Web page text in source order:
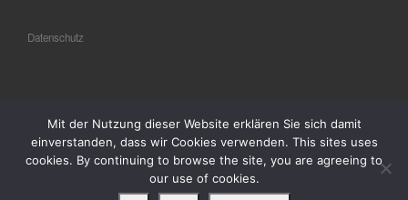
Datenschutz
Mit der Nutzung dieser Website erklären Sie sich damit
einverstanden, dass wir Cookies verwenden. This sites uses
cookies. By continuing to browse the site, you are agreeing to
our use of cookies.